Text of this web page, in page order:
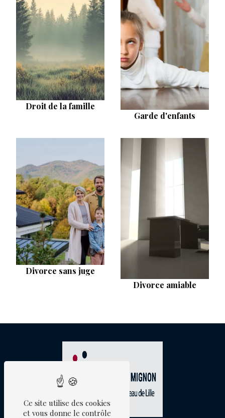
Droit de la famille
Garde d'enfants
Divorce sans juge
Divorce amiable
Ce site utilise des cookies
et vous donne le contrôle